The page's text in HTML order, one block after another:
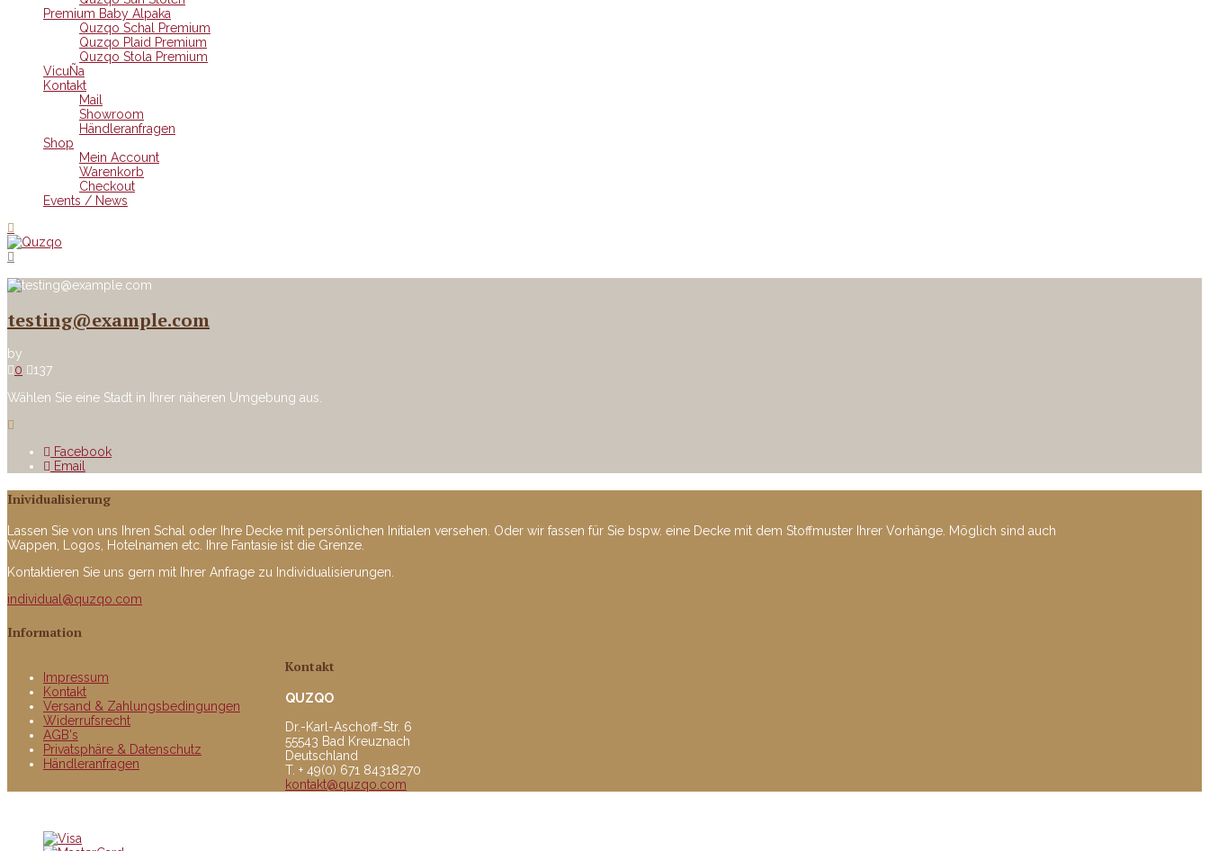
Premium Baby Alpaka
Quzqo Schal Premium
Quzqo Plaid Premium
Quzqo Stola Premium
VicuÑa
Kontakt
Mail
Showroom
Händleranfragen
Shop
Mein Account
Warenkorb
Checkout
Events / News
testing@example.com
by
0
137
Wählen Sie eine Stadt in Ihrer näheren Umgebung aus.
Facebook
Email
Inividualisierung
Lassen Sie von uns Ihren Schal oder Ihre Decke mit persönlichen Initialen versehen. Oder wir fassen für Sie bspw. eine Decke mit dem Stoffmuster Ihrer Vorhänge. Möglich sind auch
Wappen, Logos, Hotelnamen etc. Ihre Fantasie ist die Grenze.
Kontaktieren Sie uns gern mit Ihrer Anfrage zu Individualisierungen.
individual@quzqo.com
Information
Impressum
Kontakt
Versand & Zahlungsbedingungen
Widerrufsrecht
AGB's
Privatsphäre & Datenschutz
Händleranfragen
Kontakt
QUZQO
Dr.-Karl-Aschoff-Str. 6
55543 Bad Kreuznach
Deutschland
T. + 49(0) 671 84318270
kontakt@quzqo.com